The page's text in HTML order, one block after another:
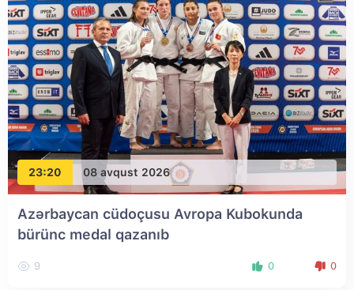
23:20 08 avqust 2026
Azərbaycan cüdoçusu Avropa Kubokunda
bürünc medal qazanıb
9 0 0